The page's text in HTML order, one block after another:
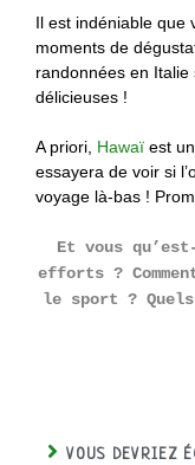
Il est indéniable que
moments de
randonnées en
délicieuses !
A priori, Hawaï est
essayera de voir si
voyage là-bas !
Et vous
efforts ?
le sport ?
VOUS DEVRIEZ